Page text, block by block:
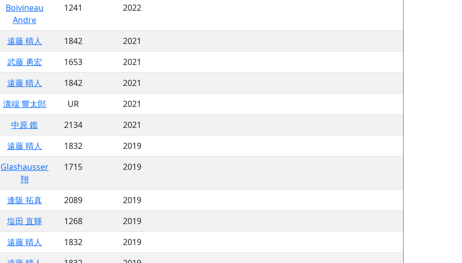
Boivineau
Andre
1241 2022
遠藤 晴人 1842
2021
武藤 勇宏 1653
2021
遠藤 晴人 1842
2021
溝端 響太郎 UR
2021
中原 鑑 2134
2021
遠藤 晴人 1832
2019
Glashausser
翔
1715 2019
逢阪 拓真 2089
2019
塩田 直輝 1268
2019
遠藤 晴人 1832
2019